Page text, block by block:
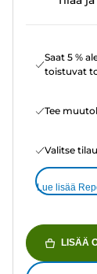
Saat 5 %
toistuvat
Tee
Valitse
Lue lisää
LISÄÄ